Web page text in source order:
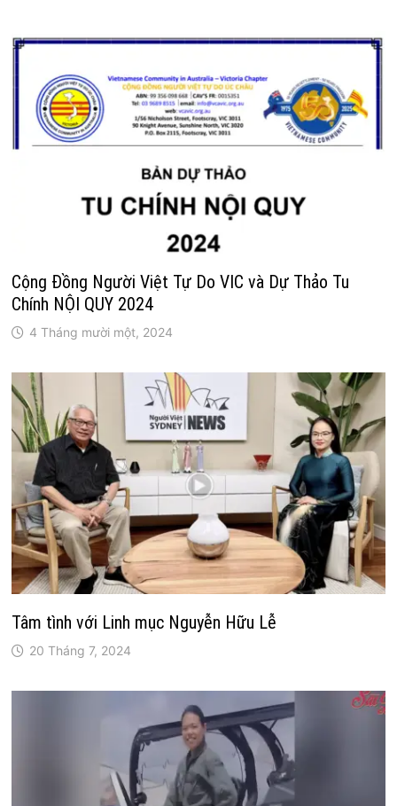
Cộng Đồng Người Việt Tự Do VIC và Dự Thảo Tu
Chính NỘI QUY 2024
4 Tháng mười một, 2024
Tâm tình với Linh mục Nguyễn Hữu Lễ
20 Tháng 7, 2024